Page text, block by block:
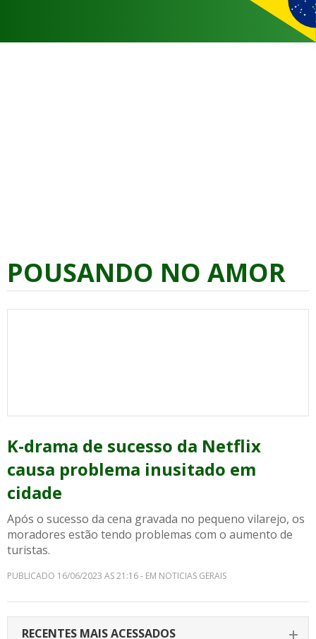
POUSANDO NO AMOR
K-drama de sucesso da Netflix
causa problema inusitado em
cidade
Após o sucesso da cena gravada no pequeno vilarejo, os
moradores estão tendo problemas com o aumento de
turistas.
PUBLICADO 16/06/2023 AS 21:16 - EM NOTICIAS GERAIS
RECENTES MAIS ACESSADOS